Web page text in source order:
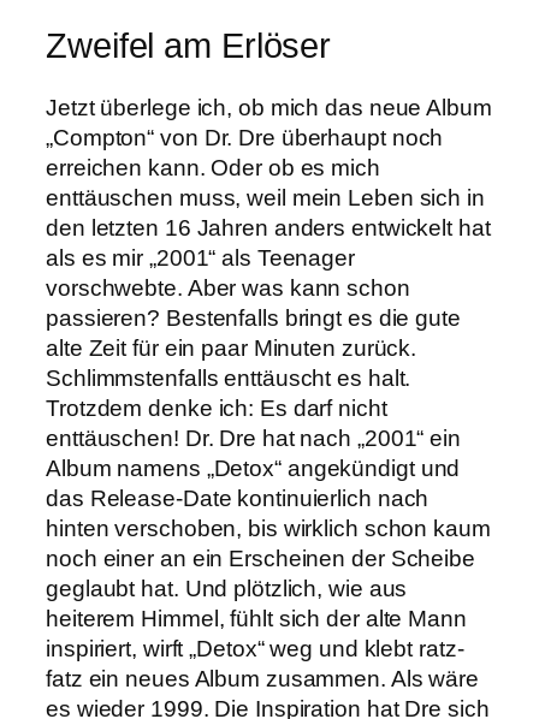
Zweifel am Erlöser
Jetzt überlege ich, ob mich das neue Album
„Compton“ von Dr. Dre überhaupt noch
erreichen kann. Oder ob es mich
enttäuschen muss, weil mein Leben sich in
den letzten 16 Jahren anders entwickelt hat
als es mir „2001“ als Teenager
vorschwebte. Aber was kann schon
passieren? Bestenfalls bringt es die gute
alte Zeit für ein paar Minuten zurück.
Schlimmstenfalls enttäuscht es halt.
Trotzdem denke ich: Es darf nicht
enttäuschen! Dr. Dre hat nach „2001“ ein
Album namens „Detox“ angekündigt und
das Release-Date kontinuierlich nach
hinten verschoben, bis wirklich schon kaum
noch einer an ein Erscheinen der Scheibe
geglaubt hat. Und plötzlich, wie aus
heiterem Himmel, fühlt sich der alte Mann
inspiriert, wirft „Detox“ weg und klebt ratz-
fatz ein neues Album zusammen. Als wäre
es wieder 1999. Die Inspiration hat Dre sich